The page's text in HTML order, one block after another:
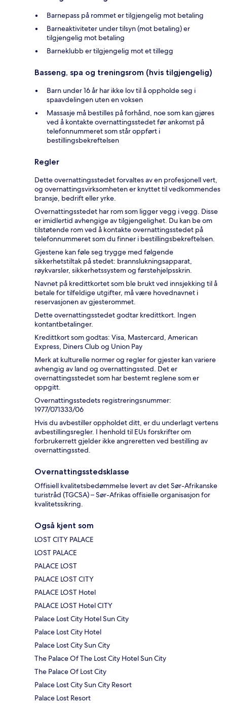
Barnepass på rommet er tilgjengelig mot betaling
Barneaktiviteter under tilsyn (mot betaling) er
tilgjengelig mot betaling
Barneklubb er tilgjengelig mot et tillegg
Basseng, spa og treningsrom (hvis tilgjengelig)
Barn under 16 år har ikke lov til å oppholde seg i
spaavdelingen uten en voksen
Massasje må bestilles på forhånd, noe som kan gjøres
ved å kontakte overnattingsstedet før ankomst på
telefonnummeret som står oppført i
bestillingsbekreftelsen
Regler
Dette overnattingsstedet forvaltes av en profesjonell vert,
og overnattingsvirksomheten er knyttet til vedkommendes
bransje, bedrift eller yrke.
Overnattingsstedet har rom som ligger vegg i vegg. Disse
er imidlertid avhengige av tilgjengelighet. Du kan be om
tilstøtende rom ved å kontakte overnattingsstedet på
telefonnummeret som du finner i bestillingsbekreftelsen.
Gjestene kan føle seg trygge med følgende
sikkerhetstiltak på stedet: brannslukningsapparat,
røykvarsler, sikkerhetssystem og førstehjelpsskrin.
Navnet på kredittkortet som ble brukt ved innsjekking til å
betale for tilfeldige utgifter, må være hovednavnet i
reservasjonen av gjesterommet.
Dette overnattingsstedet godtar kredittkort. Ingen
kontantbetalinger.
Kredittkort som godtas: Visa, Mastercard, American
Express, Diners Club og Union Pay
Merk at kulturelle normer og regler for gjester kan variere
avhengig av land og overnattingssted. Det er
overnattingsstedet som har bestemt reglene som er
oppgitt.
Overnattingsstedets registreringsnummer:
1977/071333/06
Hvis du avbestiller oppholdet ditt, er du underlagt vertens
avbestillingsregler. I henhold til EUs forskrifter om
forbrukerrett gjelder ikke angreretten ved bestilling av
overnattingssted.
Overnattingsstedsklasse
Offisiell kvalitetsbedømmelse levert av det Sør-Afrikanske
turistråd (TGCSA) – Sør-Afrikas offisielle organisasjon for
kvalitetssikring.
Også kjent som
LOST CITY PALACE
LOST PALACE
PALACE LOST
PALACE LOST CITY
PALACE LOST Hotel
PALACE LOST Hotel CITY
Palace Lost City Hotel Sun City
Palace Lost City Hotel
Palace Lost City Sun City
The Palace Of The Lost City Hotel Sun City
The Palace Of Lost City
Palace Lost City Sun City Resort
Palace Lost Resort